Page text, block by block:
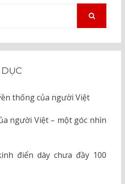
thống của người Việt
người Việt – một góc nhìn
điển dày chưa đầy 100